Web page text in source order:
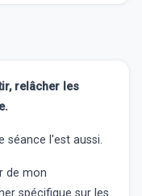
relâcher les
séance l'est aussi.
de mon
spécifique sur les